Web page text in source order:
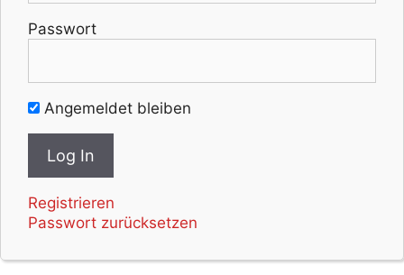
Passwort
Angemeldet bleiben
Registrieren
Passwort zurücksetzen